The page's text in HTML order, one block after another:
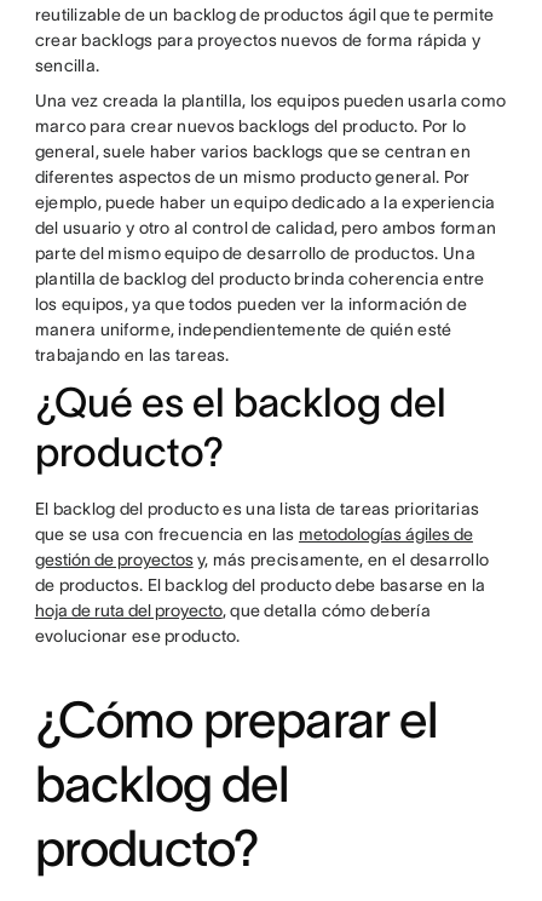
reutilizable de un backlog de productos ágil que te permite
crear backlogs para proyectos nuevos de forma rápida y
sencilla.
Una vez creada la plantilla, los equipos pueden usarla como
marco para crear nuevos backlogs del producto. Por lo
general, suele haber varios backlogs ​​que se centran en
diferentes aspectos de un mismo producto general. Por
ejemplo, puede haber un equipo dedicado a la experiencia
del usuario y otro al control de calidad, pero ambos forman
parte del mismo equipo de desarrollo de productos. Una
plantilla de backlog del producto brinda coherencia entre
los equipos, ya que todos pueden ver la información de
manera uniforme, independientemente de quién esté
trabajando en las tareas.
¿Qué es el backlog del
producto?
El backlog del producto es una lista de tareas prioritarias
que se usa con frecuencia en las metodologías ágiles de
gestión de proyectosy, más precisamente, en el desarrollo
de productos. El backlog del producto debe basarse en la
hoja de ruta del proyecto, que detalla cómo debería
evolucionar ese producto.
¿Cómo preparar el
backlog del
producto?